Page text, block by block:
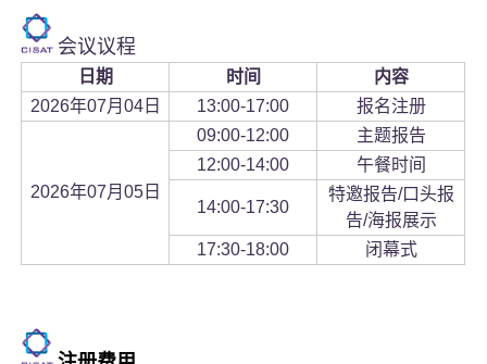
会议议程
日期 时间
内容
2026年07月04日
13:00-17:00 报名注册
2026年07月05日
09:00-12:00
主题报告
12:00-14:00
午餐时间
14:00-17:30
特邀报告/口头报
告/海报展示
17:30-18:00
闭幕式